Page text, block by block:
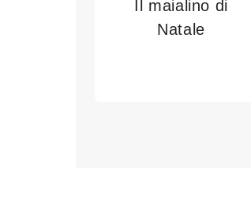
Il maialino di
Natale